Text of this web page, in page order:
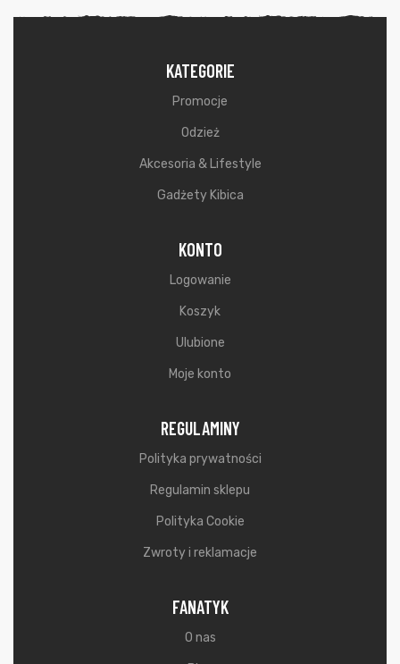
KATEGORIE
Promocje
Odzież
Akcesoria & Lifestyle
Gadżety Kibica
KONTO
Logowanie
Koszyk
Ulubione
Moje konto
REGULAMINY
Polityka prywatności
Regulamin sklepu
Polityka Cookie
Zwroty i reklamacje
FANATYK
O nas